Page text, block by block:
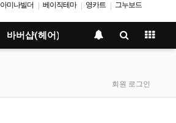
아미나빌더 | 베이직테마 | 영카트 | 그누보드
바버샵(헤어)
회원 로그인